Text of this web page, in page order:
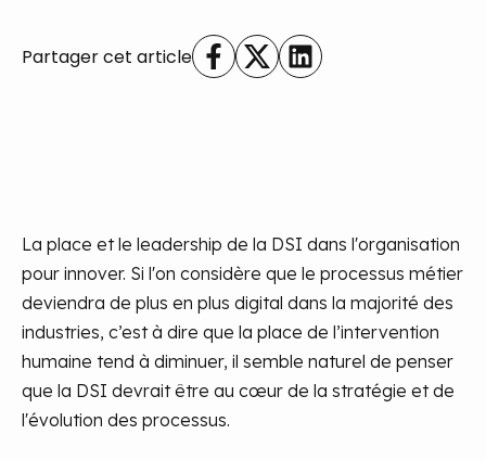
Partager cet article
La place et le leadership de la DSI dans l'organisation
pour innover. Si l'on considère que le processus métier
deviendra de plus en plus digital dans la majorité des
industries, c’est à dire que la place de l’intervention
humaine tend à diminuer, il semble naturel de penser
que la DSI devrait être au cœur de la stratégie et de
l'évolution des processus.